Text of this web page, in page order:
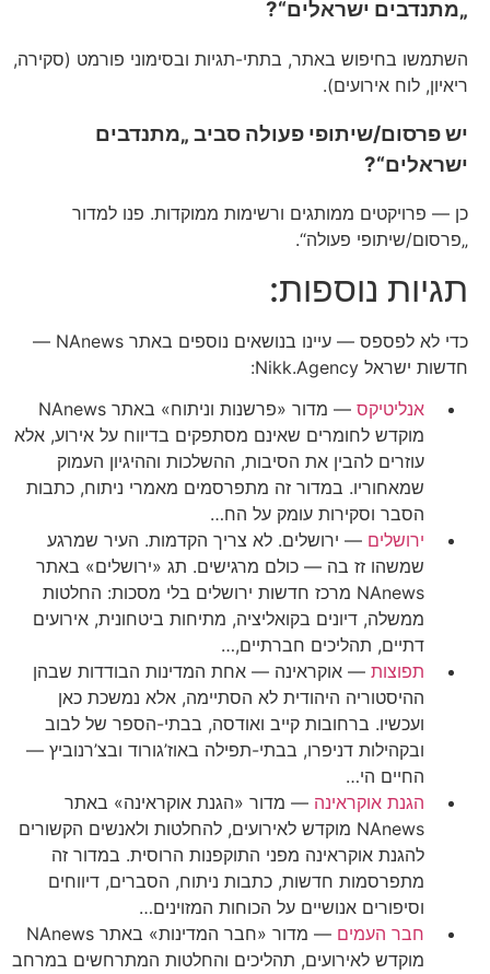
„מתנדבים ישראלים“?
השתמשו בחיפוש באתר, בתתי-תגיות ובסימוני פורמט (סקירה,
ריאיון, לוח אירועים).
יש פרסום/שיתופי פעולה סביב „מתנדבים
ישראלים“?
כן — פרויקטים ממותגים ורשימות ממוקדות. פנו למדור
„פרסום/שיתופי פעולה“.
תגיות נוספות:
כדי לא לפספס — עיינו בנושאים נוספים באתר NAnews —
חדשות ישראל Nikk.Agency:
אנליטיקס —
מדור «פרשנות וניתוח» באתר NAnews
מוקדש לחומרים שאינם מסתפקים בדיווח על אירוע, אלא
עוזרים להבין את הסיבות, ההשלכות וההיגיון העמוק
שמאחוריו. במדור זה מתפרסמים מאמרי ניתוח, כתבות
הסבר וסקירות עומק על הח…
ירושלים — ירושלים. לא צריך הקדמות. העיר שמרגע
שמשהו זז בה — כולם מרגישים. תג «ירושלים» באתר
NAnews מרכז חדשות ירושלים בלי מסכות: החלטות
ממשלה, דיונים בקואליציה, מתיחות ביטחונית, אירועים
דתיים, תהליכים חברתיים,…
תפוצות — אוקראינה — אחת המדינות הבודדות שבהן
ההיסטוריה היהודית לא הסתיימה, אלא נמשכת כאן
ועכשיו. ברחובות קייב ואודסה, בבתי-הספר של לבוב
ובקהילות דניפרו, בבתי-תפילה באוז’גורוד ובצ’רנוביץ —
החיים הי…
הגנת אוקראינה — מדור «הגנת אוקראינה» באתר
NAnews מוקדש לאירועים, להחלטות ולאנשים הקשורים
להגנת אוקראינה מפני התוקפנות הרוסית. במדור זה
מתפרסמות חדשות, כתבות ניתוח, הסברים, דיווחים
וסיפורים אנושיים על הכוחות המזוינים…
חבר העמים —
מדור «חבר המדינות» באתר NAnews
מוקדש לאירועים, תהליכים והחלטות המתרחשים במרחב